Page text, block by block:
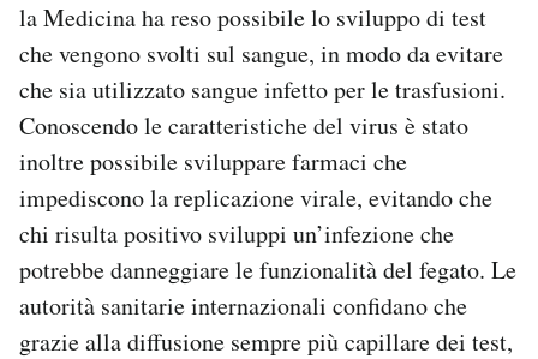
la Medicina ha reso possibile lo sviluppo di test
che vengono svolti sul sangue, in modo da evitare
che sia utilizzato sangue infetto per le trasfusioni.
Conoscendo le caratteristiche del virus è stato
inoltre possibile sviluppare farmaci che
impediscono la replicazione virale, evitando che
chi risulta positivo sviluppi un’infezione che
potrebbe danneggiare le funzionalità del fegato. Le
autorità sanitarie internazionali confidano che
grazie alla diffusione sempre più capillare dei test,